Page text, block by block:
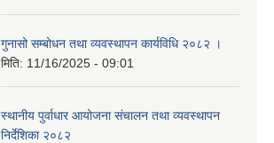
गुनासो सम्बोधन तथा व्यवस्थापन कार्यविधि २०८२ ।
मिति: 11/16/2025 - 09:01
स्थानीय पुर्वाधार आयोजना संचालन तथा व्यवस्थापन
निर्देशिका २०८२